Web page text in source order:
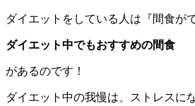
ダイエットをしている人は『間食が
ダイエット中でもおすすめの間食
があるのです！
ダイエット中の我慢は、ストレスに